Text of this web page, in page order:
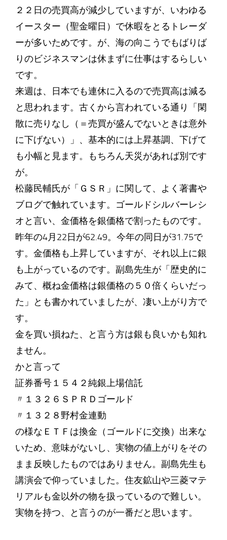
２２日の売買高が減少していますが、いわゆる
イースター（聖金曜日）で休暇をとるトレーダ
ーが多いためです。が、海の向こうでもばりば
りのビジネスマンは休まずに仕事はするらしい
です。
来週は、日本でも連休に入るので売買高は減る
と思われます。古くから言われている通り「閑
散に売りなし（＝売買が盛んでないときは意外
に下げない）」、基本的には上昇基調、下げて
も小幅と見ます。もちろん天災があれば別です
が。
松藤民輔氏が「ＧＳＲ」に関して、よく著書や
ブログで触れています。ゴールドシルバーレシ
オと言い、金価格を銀価格で割ったものです。
昨年の4月22日が62.49。今年の同日が31.75で
す。金価格も上昇していますが、それ以上に銀
も上がっているのです。副島先生が「歴史的に
みて、概ね金価格は銀価格の５０倍くらいだっ
た」とも書かれていましたが、凄い上がり方で
す。
金を買い損ねた、と言う方は銀も良いかも知れ
ません。
かと言って
証券番号１５４２純銀上場信託
〃１３２６ＳＰＲＤゴールド
〃１３２８野村金連動
の様なＥＴＦは換金（ゴールドに交換）出来な
いため、意味がないし、実物の値上がりをその
まま反映したものではありません。副島先生も
講演会で仰っていました。住友鉱山や三菱マテ
リアルも金以外の物を扱っているので難しい。
実物を持つ、と言うのが一番だと思います。